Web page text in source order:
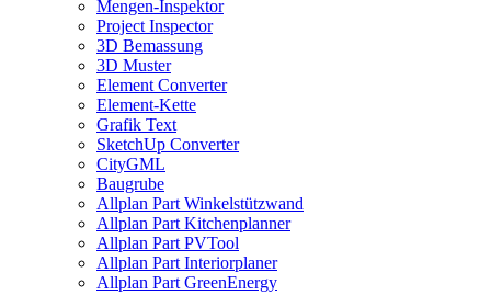
Mengen-Inspektor
Project Inspector
3D Bemassung
3D Muster
Element Converter
Element-Kette
Grafik Text
SketchUp Converter
CityGML
Baugrube
Allplan Part Winkelstützwand
Allplan Part Kitchenplanner
Allplan Part PVTool
Allplan Part Interiorplaner
Allplan Part GreenEnergy